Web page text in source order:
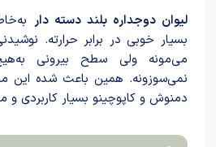
لیوان دوجداره بلند دسته د‌ار
بسیار خوبی در برابر حرارته.
می‌مونه ولی سطح بیرونی
نمی‌سوزونه. همین با‌عث شد‌ه این
دمنوش و کاپوچینو بسیار کاربردی و